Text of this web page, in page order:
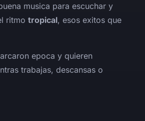
musica para escuchar y
ritmo tropical, esos exitos que
epoca y quieren
trabajas, descansas o